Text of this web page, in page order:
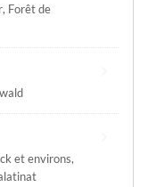
, Forêt de
et environs,